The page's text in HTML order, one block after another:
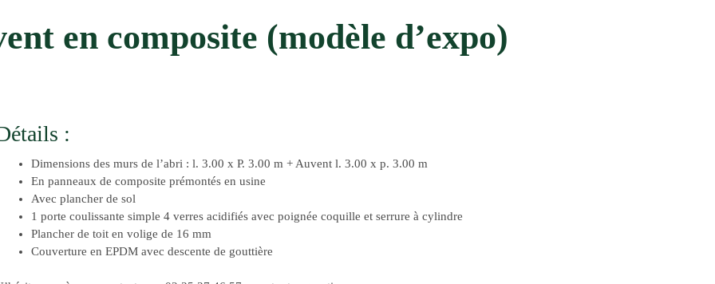
en composite (modèle d’expo)
:
Dimensions des murs de l’abri : l. 3.00 x P. 3.00 m + Auvent l. 3.00 x p. 3.00 m
En panneaux de composite prémontés en usine
Avec plancher de sol
1 porte coulissante simple 4 verres acidifiés avec poignée coquille et serrure à cylindre
Plancher de toit en volige de 16 mm
Couverture en EPDM avec descente de gouttière